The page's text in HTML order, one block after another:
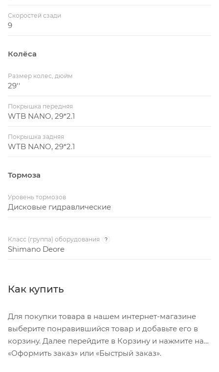
Скоростей сзади
9
Колёса
Размер колес, дюйм
29''
Покрышка передняя
WTB NANO, 29*2.1
Покрышка задняя
WTB NANO, 29*2.1
Тормоза
Уровень тормозов
Дисковые гидравлические
Класс (группа) оборудования ?
Shimano Deore
Как купить
Для покупки товара в нашем интернет-магазине
выберите понравившийся товар и добавьте его в
корзину. Далее перейдите в Корзину и нажмите на
«Оформить заказ» или «Быстрый заказ».